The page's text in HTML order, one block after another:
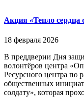
Акция «Тепло сердца
18 февраля 2026
В преддверии Дня
волонтёров центра
Ресурсного центра по
общественных
солдату», которая